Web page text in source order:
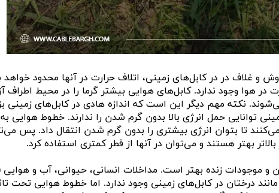
و غلاف در در کابل‌های زمینی، اتلاف حرارت در آنها محدود خواهد
هوا وجود ندارد. کابل‌های هوایی بیشتر گرما را در محیط اطراف
نکته مهم دیگر این است که اندازه هادی در کابل‌های زمینی
توانایی حمل انرژی بالا بدون گرم شدن را ندارند. خطوط هوایی
تا بتوان انرژی بیشتری را بدون گرم شدن انتقال داد. پس
بهتر هستند و می‌توان در آنها از قطر کمتری استفاده کرد.
و موجودات زنده بهتر است. مداخلات انسانی، حیوانی، آب و هوایی
درختان در کابل‌های زمینی وجود ندارد. اما خطوط هوایی تحت